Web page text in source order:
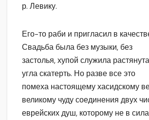
р. Левику.
Его-то раби и пригласил в
Свадьба была без музыки, без
застолья, хупой служила
угла скатерть. Но разве все это
помеха настоящему хасидскому
великому чуду соединения двух
еврейских душ, которому не в